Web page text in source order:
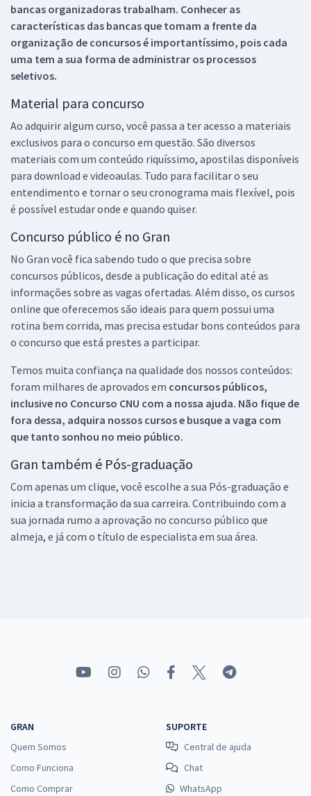
bancas organizadoras trabalham. Conhecer as
características das bancas que tomam a frente da
organização de concursos é importantíssimo, pois cada
uma tem a sua forma de administrar os processos
seletivos.
Material para concurso
Ao adquirir algum curso, você passa a ter acesso a materiais
exclusivos para o concurso em questão. São diversos
materiais com um conteúdo riquíssimo, apostilas disponíveis
para download e videoaulas. Tudo para facilitar o seu
entendimento e tornar o seu cronograma mais flexível, pois
é possível estudar onde e quando quiser.
Concurso público é no Gran
No Gran você fica sabendo tudo o que precisa sobre
concursos públicos, desde a publicação do edital até as
informações sobre as vagas ofertadas. Além disso, os cursos
online que oferecemos são ideais para quem possui uma
rotina bem corrida, mas precisa estudar bons conteúdos para
o concurso que está prestes a participar.
Temos muita confiança na qualidade dos nossos conteúdos:
foram milhares de aprovados em concursos públicos,
inclusive no Concurso CNU com a nossa ajuda. Não fique de
fora dessa, adquira nossos cursos e busque a vaga com
que tanto sonhou no meio público.
Gran também é Pós-graduação
Com apenas um clique, você escolhe a sua Pós-graduação e
inicia a transformação da sua carreira. Contribuindo com a
sua jornada rumo a aprovação no concurso público que
almeja, e já com o título de especialista em sua área.
GRAN
Quem Somos
Como Funciona
Como Comprar
SUPORTE
Central de ajuda
Chat
WhatsApp